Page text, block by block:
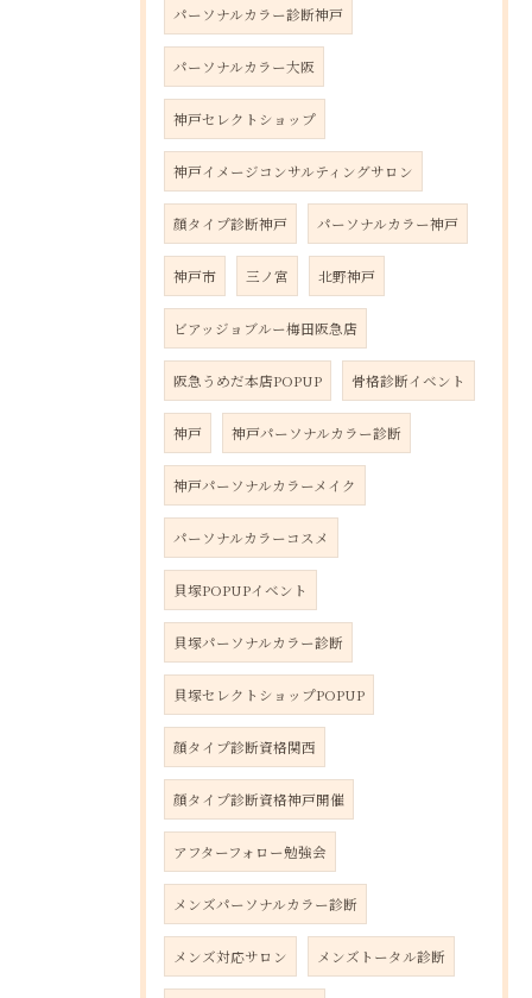
パーソナルカラー診断神戸
パーソナルカラー大阪
神戸セレクトショップ
神戸イメージコンサルティングサロン
顔タイプ診断神戸 パーソナルカラー神戸
神戸市 三ノ宮 北野神戸
ビアッジョブルー梅田阪急店
阪急うめだ本店POPUP 骨格診断イベント
神戸 神戸パーソナルカラー診断
神戸パーソナルカラーメイク
パーソナルカラーコスメ
貝塚POPUPイベント
貝塚パーソナルカラー診断
貝塚セレクトショップPOPUP
顔タイプ診断資格関西
顔タイプ診断資格神戸開催
アフターフォロー勉強会
メンズパーソナルカラー診断
メンズ対応サロン メンズトータル診断